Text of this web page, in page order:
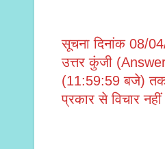
सूचना दिनांक 08/
उत्तर कुंजी (Answer
(11:59:59 बजे) तक
प्रकार से विचार नहीं